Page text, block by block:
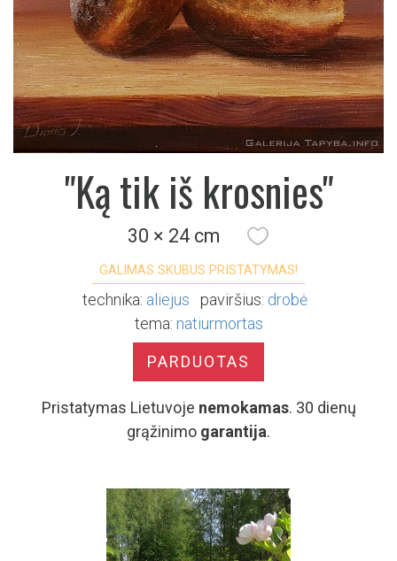
"Ką tik iš krosnies"
30 × 24 cm
GALIMAS SKUBUS PRISTATYMAS!
technika: aliejus paviršius: drobė
tema: natiurmortas
PARDUOTAS
Pristatymas Lietuvoje nemokamas. 30 dienų
grąžinimo garantija.